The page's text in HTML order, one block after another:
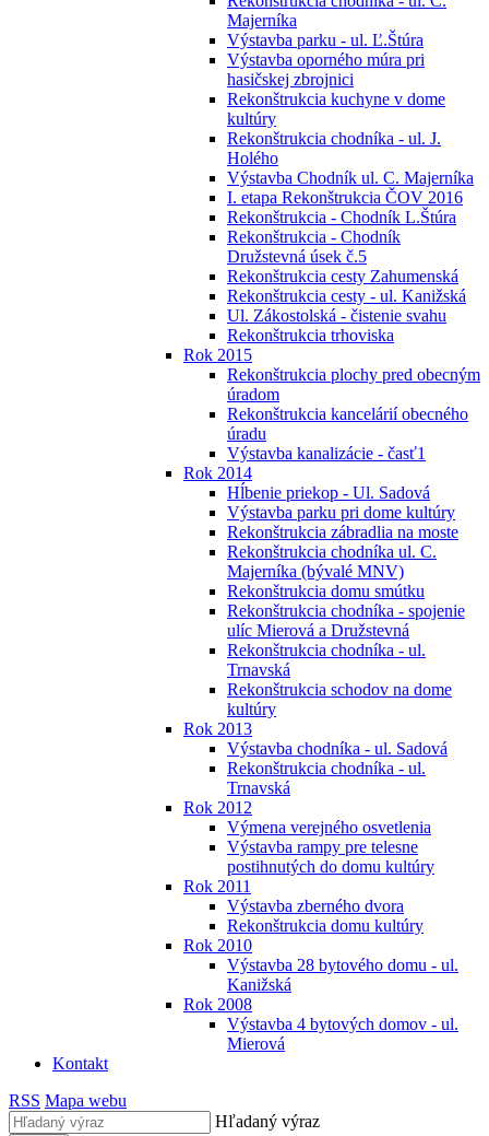
Majerníka
Výstavba parku - ul. Ľ.Štúra
Výstavba oporného múra pri
hasičskej zbrojnici
Rekonštrukcia kuchyne v dome
kultúry
Rekonštrukcia chodníka - ul. J.
Holého
Výstavba Chodník ul. C. Majerníka
I. etapa Rekonštrukcia ČOV 2016
Rekonštrukcia - Chodník L.Štúra
Rekonštrukcia - Chodník
Družstevná úsek č.5
Rekonštrukcia cesty Zahumenská
Rekonštrukcia cesty - ul. Kanižská
Ul. Zákostolská - čistenie svahu
Rekonštrukcia trhoviska
Rok 2015
Rekonštrukcia plochy pred obecným
úradom
Rekonštrukcia kancelárií obecného
úradu
Výstavba kanalizácie - časť1
Rok 2014
Hĺbenie priekop - Ul. Sadová
Výstavba parku pri dome kultúry
Rekonštrukcia zábradlia na moste
Rekonštrukcia chodníka ul. C.
Majerníka (bývalé MNV)
Rekonštrukcia domu smútku
Rekonštrukcia chodníka - spojenie
ulíc Mierová a Družstevná
Rekonštrukcia chodníka - ul.
Trnavská
Rekonštrukcia schodov na dome
kultúry
Rok 2013
Výstavba chodníka - ul. Sadová
Rekonštrukcia chodníka - ul.
Trnavská
Rok 2012
Výmena verejného osvetlenia
Výstavba rampy pre telesne
postihnutých do domu kultúry
Rok 2011
Výstavba zberného dvora
Rekonštrukcia domu kultúry
Rok 2010
Výstavba 28 bytového domu - ul.
Kanižská
Rok 2008
Výstavba 4 bytových domov - ul.
Mierová
Kontakt
RSS Mapa webu
Hľadaný výraz